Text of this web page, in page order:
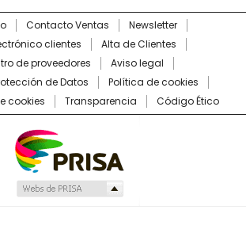
Contacto Ventas
Newsletter
clientes
Alta de Clientes
de proveedores
Aviso legal
de Datos
Política de cookies
cookies
Transparencia Código Ético